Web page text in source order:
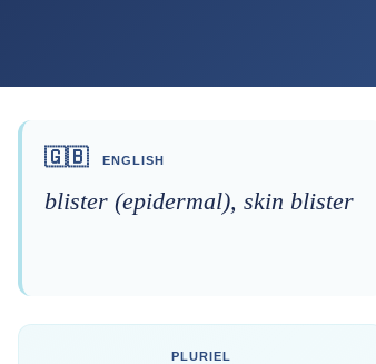
🇬🇧 ENGLISH
blister (epidermal), skin blister
PLURIEL